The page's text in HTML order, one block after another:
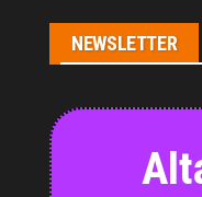
NEWSLETTER